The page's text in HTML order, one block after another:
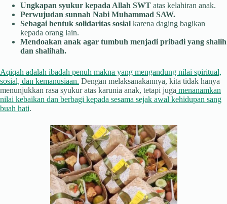
Ungkapan syukur kepada Allah SWT atas kelahiran anak.
Perwujudan sunnah Nabi Muhammad SAW.
Sebagai bentuk solidaritas sosial karena daging bagikan
kepada orang lain.
Mendoakan anak agar tumbuh menjadi pribadi yang shalih
dan shalihah.
Aqiqah adalah ibadah penuh makna yang mengandung nilai spiritual,
sosial, dan kemanusiaan. Dengan melaksanakannya, kita tidak hanya
menunjukkan rasa syukur atas karunia anak, tetapi juga menanamkan
nilai kebaikan dan berbagi kepada sesama sejak awal kehidupan sang
buah hati.